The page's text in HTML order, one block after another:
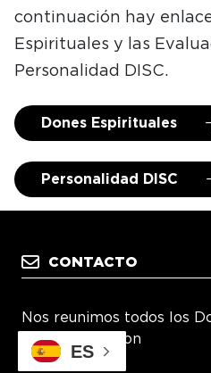
continuación hay
Espirituales y las
Personalidad DISC.
Dones Espirituales
Personalidad DISC
CONTACTO
Nos reunimos todos los
The Ritz-Carlton
Las Condes
ES